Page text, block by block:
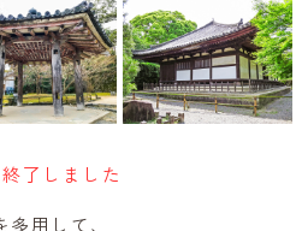
了しました
用して、